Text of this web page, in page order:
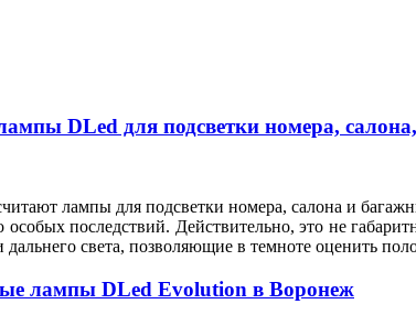
DLed для подсветки номера,
лампы для подсветки номера, салона и
особых последствий. Действительно, это не
света, позволяющие в темноте оценить
лампы DLed Evolution в Воронеж